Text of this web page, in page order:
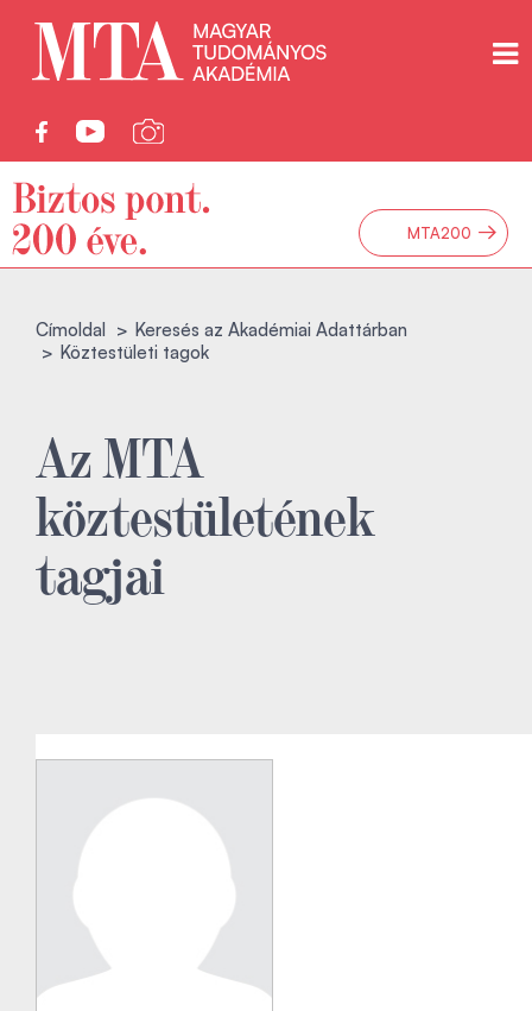
MTA200 →
Címoldal
Keresés az Akadémiai Adattárban
Köztestületi tagok
Az MTA
köztestületének
tagjai